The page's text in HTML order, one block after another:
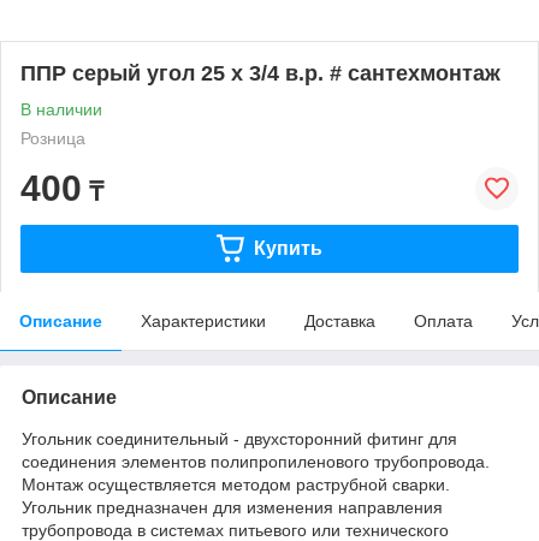
ППР серый угол 25 х 3/4 в.р. # сантехмонтаж
В наличии
Розница
400 ₸
Купить
Описание Характеристики Доставка Оплата
Описание
Угольник соединительный - двухсторонний фитинг для
соединения элементов полипропиленового трубопровода.
Монтаж осуществляется методом раструбной сварки.
Угольник предназначен для изменения направления
трубопровода в системах питьевого или технического